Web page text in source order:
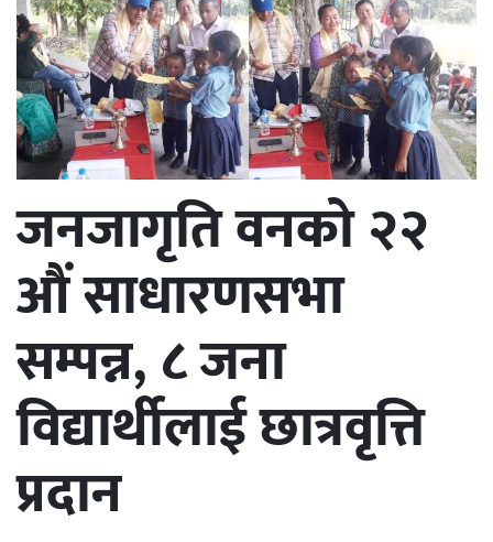
जनजागृति वनको २२
औं साधारणसभा
सम्पन्न, ८ जना
विद्यार्थीलाई छात्रवृत्ति
प्रदान